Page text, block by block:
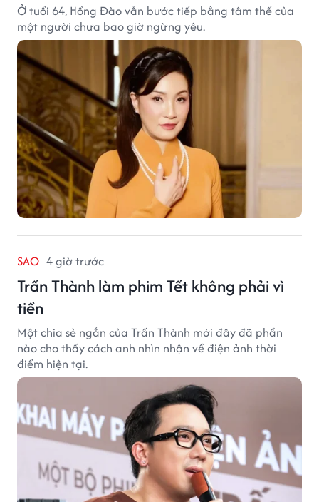
Ở tuổi 64, Hồng Đào vẫn bước tiếp bằng tâm thế của
một người chưa bao giờ ngừng yêu.
SAO 4 giờ trước
Trấn Thành làm phim Tết không phải vì
tiền
Một chia sẻ ngắn của Trấn Thành mới đây đã phần
nào cho thấy cách anh nhìn nhận về điện ảnh thời
điểm hiện tại.